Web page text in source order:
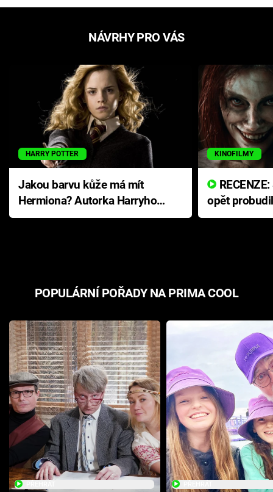
NÁVRHY PRO VÁS
HARRY POTTER
Jakou barvu kůže má mít
Hermiona? Autorka Harryho
Pottera přišla s ráznou
KINOFILMY
opět
přichází s
POPULÁRNÍ POŘADY NA PRIMA COOL